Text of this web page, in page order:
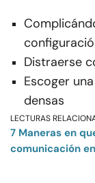
Distraerse
Escoger
densas
LECTURAS
7 Maneras en
comunicación